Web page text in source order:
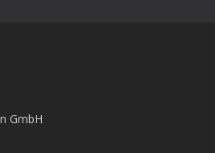
GmbH